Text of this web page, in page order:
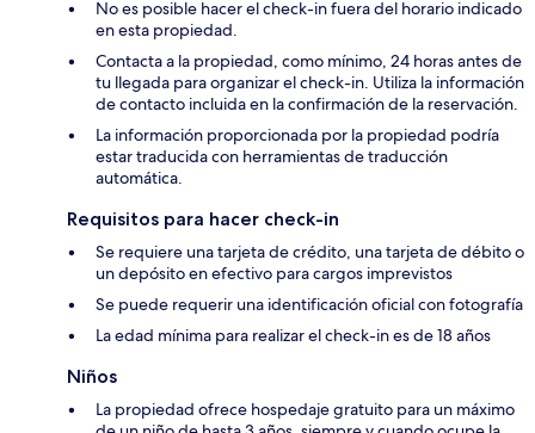
No es posible hacer el check-in fuera del horario indicado
en esta propiedad.
Contacta a la propiedad, como mínimo, 24 horas antes de
tu llegada para organizar el check-in. Utiliza la información
de contacto incluida en la confirmación de la reservación.
La información proporcionada por la propiedad podría
estar traducida con herramientas de traducción
automática.
Requisitos para hacer check-in
Se requiere una tarjeta de crédito, una tarjeta de débito o
un depósito en efectivo para cargos imprevistos
Se puede requerir una identificación oficial con fotografía
La edad mínima para realizar el check-in es de 18 años
Niños
La propiedad ofrece hospedaje gratuito para un máximo